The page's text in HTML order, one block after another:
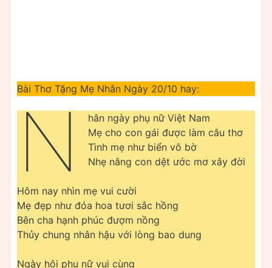
Bài Thơ Tặng Mẹ Nhân Ngày 20/10 hay:
N
hân ngày phụ nữ Việt Nam
Mẹ cho con gái được làm câu thơ
Tình mẹ như biển vô bờ
Nhẹ nâng con dệt ước mơ xây đời
Hôm nay nhìn mẹ vui cười
Mẹ đẹp như đóa hoa tươi sắc hồng
Bên cha hạnh phúc đượm nồng
Thủy chung nhân hậu với lòng bao dung
Ngày hội phụ nữ vui cùng